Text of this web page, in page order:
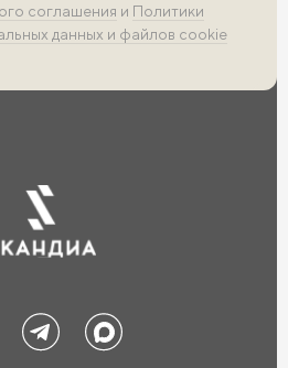
соглашения и Политики
данных и файлов cookie